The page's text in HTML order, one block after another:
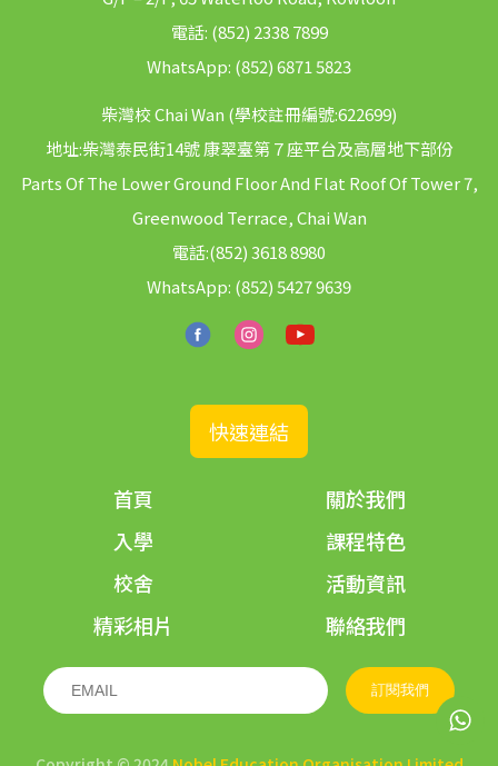
快速連結
首頁
關於我們
入學
課程特色
校舍
活動資訊
精彩相片
聯絡我們
訂閱我們
電話: (852) 2338 7899
WhatsApp: (852) 6871 5823
柴灣校 Chai Wan (學校註冊編號:622699)
地址:柴灣泰民街14號 康翠臺第７座平台及高層地下部份
Parts Of The Lower Ground Floor And Flat Roof Of Tower 7,
Greenwood Terrace, Chai Wan
電話:(852) 3618 8980
WhatsApp: (852) 5427 9639